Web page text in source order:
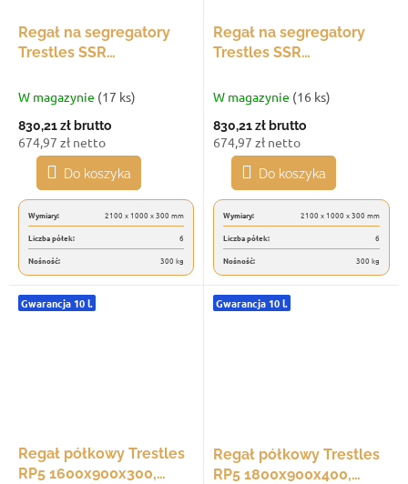
Regał na segregatory
Trestles SSR
300 kg, 6 półek, biały
W magazynie (17 ks)
830,21 złbrutto
674,97 zł netto
Do koszyka
Wymiary:
2100 x 1000 x 300 mm
Liczba półek:
6
Nośność:
300 kg
Regał na segregatory
Trestles SSR
300 kg, 6 półek,
W magazynie (16 ks)
830,21 zł brutto
674,97 zł netto
Do koszyka
Wymiary:
2100 x 1000 x 300 mm
Liczba półek:
6
Nośność:
300 kg
Gwarancja 10 l.
Regał półkowy Trestles
RP5 1600x900x300,
Gwarancja 10 l.
Regał półkowy Trestles
RP5 1800x900x400,